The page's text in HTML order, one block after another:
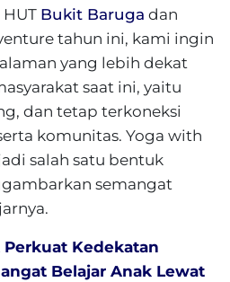
Bukit Baruga dan
tahun ini, kami ingin
yang lebih dekat
saat ini, yaitu
dan tetap terkoneksi
komunitas. Yoga with
salah satu bentuk
semangat
Perkuat Kedekatan
Belajar Anak Lewat